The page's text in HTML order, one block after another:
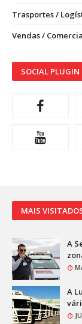
Trasportes /
Vendas /
SOCIAL PLUGIN
MAIS
A
A